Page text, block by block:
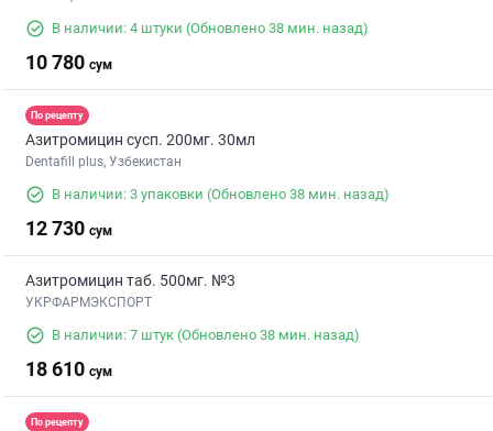
В наличии: 4 штуки (Обновлено 38 мин. назад)
10 780 сум
По рецепту
Азитромицин сусп. 200мг. 30мл
Dentafill plus, Узбекистан
В наличии: 3 упаковки (Обновлено 38 мин. назад)
12 730 сум
Азитромицин таб. 500мг. №3
УКРФАРМЭКСПОРТ
В наличии: 7 штук (Обновлено 38 мин. назад)
18 610 сум
По рецепту